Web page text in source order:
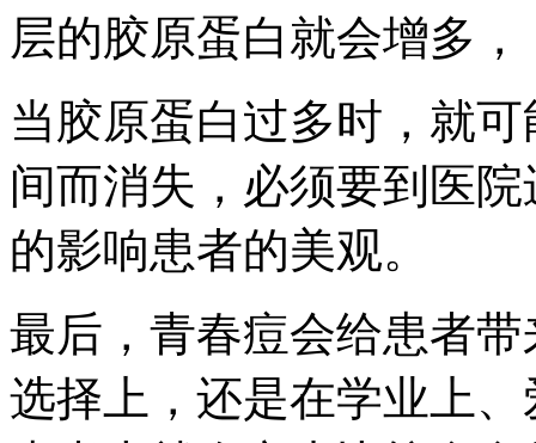
层的胶原蛋白就会增多，
当胶原蛋白过多时，就
间而消失，必须要到医
的影响患者的美观。
最后，青春痘会给患者
选择上，还是在学业上